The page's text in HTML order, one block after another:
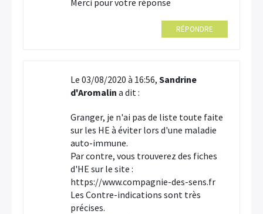
Merci pour votre réponse
RÉPONDRE
Le 03/08/2020 à 16:56, Sandrine
d'Aromalin a dit :
Granger, je n'ai pas de liste toute faite
sur les HE à éviter lors d'une maladie
auto-immune.
Par contre, vous trouverez des fiches
d'HE sur le site :
https://www.compagnie-des-sens.fr
Les Contre-indications sont très
précises.